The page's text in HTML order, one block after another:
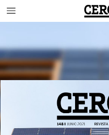
REVISTA
148 I JUNIO 2021